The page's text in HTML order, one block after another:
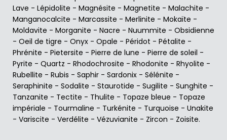
Lave - Lépidolite - Magnésite - Magnetite - Malachite -
Manganocalcite - Marcassite - Merlinite - Mokaïte -
Moldavite - Morganite - Nacre - Nuummite - Obsidienne
- Oeil de tigre - Onyx - Opale - Péridot - Pétalite -
Phrénite - Pietersite - Pierre de lune - Pierre de soleil -
Pyrite - Quartz - Rhodochrosite - Rhodonite - Rhyolite -
Rubellite - Rubis - Saphir - Sardonix - Sélénite -
Seraphinite - Sodalite - Staurotide - Sugilite - Sunghite -
Tanzanite - Tectite - Thulite - Topaze bleue - Topaze
impériale - Tourmaline - Turkénite - Turquoise - Unakite
- Variscite - Verdélite - Vézuvianite - Zircon - Zoisite.